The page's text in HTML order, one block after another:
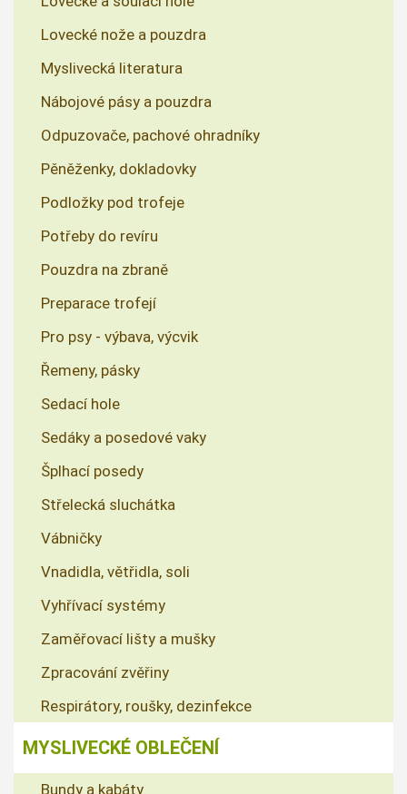
Lovecké nože a pouzdra
Myslivecká literatura
Nábojové pásy a pouzdra
Odpuzovače, pachové ohradníky
Pěněženky, dokladovky
Podložky pod trofeje
Potřeby do revíru
Pouzdra na zbraně
Preparace trofejí
Pro psy - výbava, výcvik
Řemeny, pásky
Sedací hole
Sedáky a posedové vaky
Šplhací posedy
Střelecká sluchátka
Vábničky
Vnadidla, větřidla, soli
Vyhřívací systémy
Zaměřovací lišty a mušky
Zpracování zvěřiny
Respirátory, roušky, dezinfekce
MYSLIVECKÉ OBLEČENÍ
Bundy a kabáty